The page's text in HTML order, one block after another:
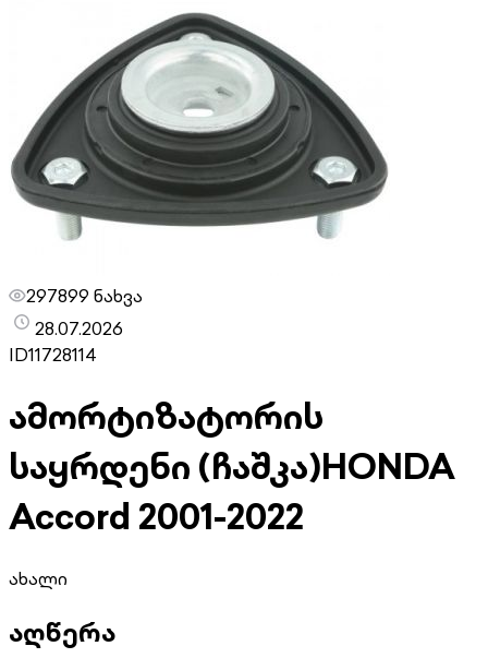
297899 ნახვა
28.07.2026
ID11728114
ამორტიზატორის
საყრდენი (ჩაშკა)HONDA
Accord 2001-2022
ახალი
აღწერა